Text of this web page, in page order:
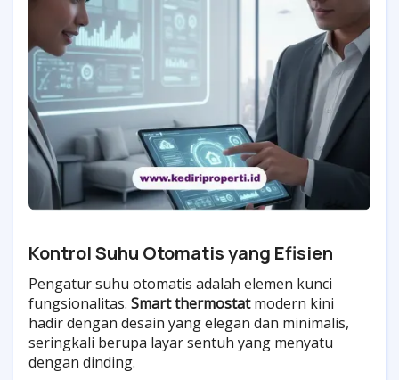
Kontrol Suhu Otomatis yang Efisien
Pengatur suhu otomatis adalah elemen kunci
fungsionalitas. Smart thermostatmodern kini
hadir dengan desain yang elegan dan minimalis,
seringkali berupa layar sentuh yang menyatu
dengan dinding.